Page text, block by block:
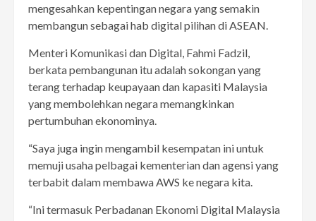
mengesahkan kepentingan negara yang semakin
membangun sebagai hab digital pilihan di ASEAN.
Menteri Komunikasi dan Digital, Fahmi Fadzil,
berkata pembangunan itu adalah sokongan yang
terang terhadap keupayaan dan kapasiti Malaysia
yang membolehkan negara memangkinkan
pertumbuhan ekonominya.
“Saya juga ingin mengambil kesempatan ini untuk
memuji usaha pelbagai kementerian dan agensi yang
terbabit dalam membawa AWS ke negara kita.
“Ini termasuk Perbadanan Ekonomi Digital Malaysia